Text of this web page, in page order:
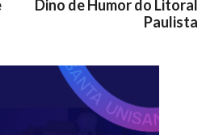
Dino de Humor do Litoral
Paulista